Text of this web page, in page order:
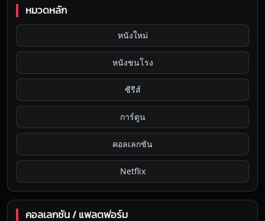
หมวดหลัก
หนังใหม่
หนังชนโรง
ซีรีส์
การ์ตูน
คอลเลกชัน
Netflix
คอลเลกชัน / แพลตฟอร์ม